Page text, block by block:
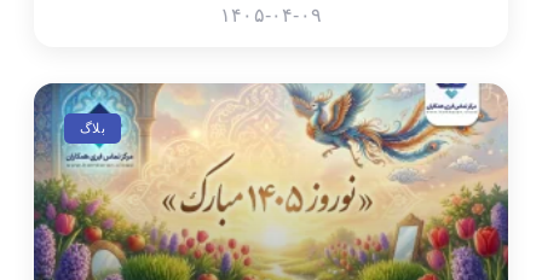
۱۴۰۵-۰۴-۰۹
بلاگ